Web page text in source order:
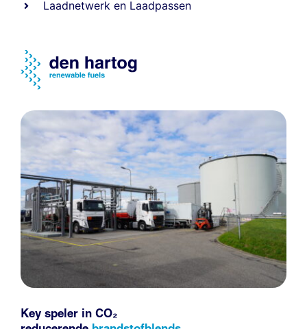
Laadnetwerk en Laadpassen
Key speler in CO₂